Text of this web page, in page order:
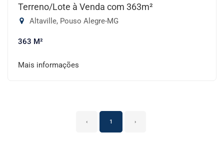
Terreno/Lote à Venda com 363m²
Altaville, Pouso Alegre-MG
363 M²
Mais informações
‹ 1 ›